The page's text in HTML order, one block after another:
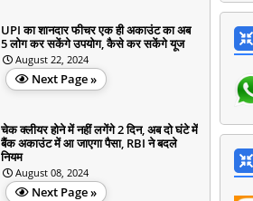
UPI का शानदार फीचर एक ही अकाउंट का अब
5 लोग कर सकेंगे उपयोग, कैसे कर सकेंगे यूज
August 22, 2024
Next Page »
चेक क्लीयर होने में नहीं लगेंगे 2 दिन, अब दो घंटे में
बैंक अकाउंट में आ जाएगा पैसा, RBI ने बदले
नियम
August 08, 2024
Next Page »